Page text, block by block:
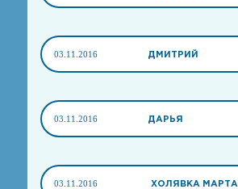
03.11.2016 ДМИТРИЙ
03.11.2016 ДАРЬЯ
03.11.2016 ХОЛЯВКА МАРТА